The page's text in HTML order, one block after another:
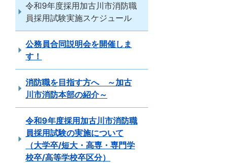
令和9年度採用加古川市消防職
員採用試験実施スケジュール
公務員合同説明会を開催しま
す！
消防職を目指す方へ ～加古
川市消防本部の紹介～
令和9年度採用加古川市消防職
員採用試験の実施について
（大学卒/短大・高専・専門学
校卒/高等学校卒区分）